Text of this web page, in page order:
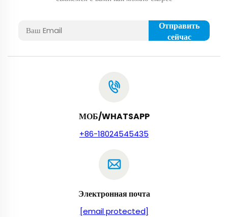
Отправить
сейчас
МОБ/WHATSAPP
+86-18024545435
Электронная почта
[email protected]